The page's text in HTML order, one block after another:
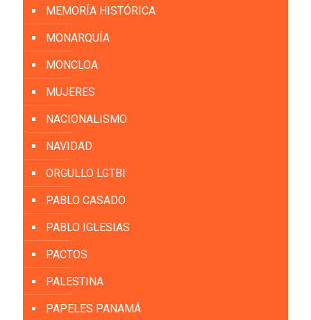
MEMORÍA HISTÓRICA
MONARQUÍA
MONCLOA
MUJERES
NACIONALISMO
NAVIDAD
ORGULLO LGTBI
PABLO CASADO
PABLO IGLESIAS
PACTOS
PALESTINA
PAPELES PANAMÁ